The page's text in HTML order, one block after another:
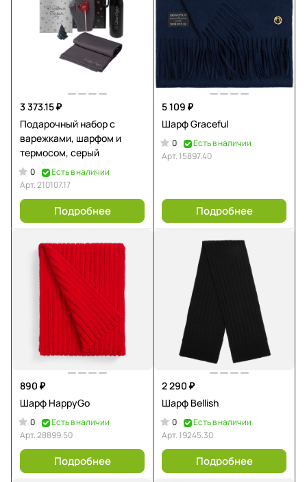
3 373.15 ₽
Подарочный набор с
варежками, шарфом и
термосом, серый
0
Есть в наличии
Арт.210107.17
Подробнее
5 109 ₽
Шарф Graceful
0
Есть в наличии
Арт. 15897.40
Подробнее
890 ₽
Шарф HappyGo
0
Есть в наличии
Арт.28899.50
Подробнее
2 290 ₽
Шарф Bellish
0
Есть в наличии
Арт. 19245.30
Подробнее